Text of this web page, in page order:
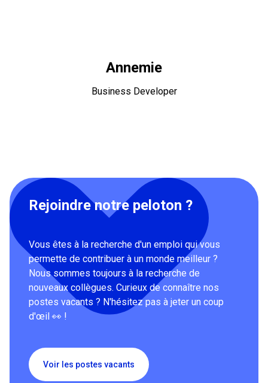
Annemie
Business Developer
Rejoindre notre peloton ?
Vous êtes à la recherche d'un emploi qui vous
permette de contribuer à un monde meilleur ?
Nous sommes toujours à la recherche de
nouveaux collègues. Curieux de connaître nos
postes vacants ? N'hésitez pas à jeter un coup
d'œil 👀 !
Voir les postes vacants